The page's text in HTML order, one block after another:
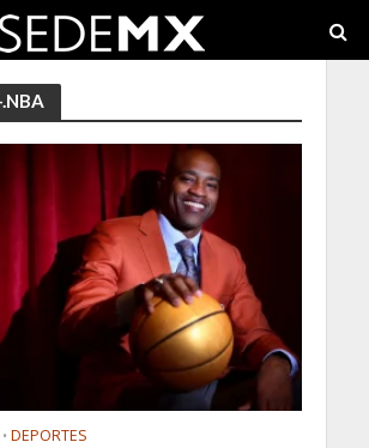
• DEPORTES